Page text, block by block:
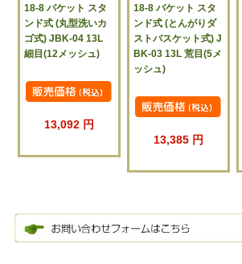
18-8 バケット スタ
ンド式 (丸型洗いカ
ゴ式) JBK-04 13L
細目(12メッシュ)
13,092 円
18-8 バケット スタ
ンド式 (とんがりダ
ストバスケット式) J
BK-03 13L 荒目(5メ
ッシュ)
13,385 円